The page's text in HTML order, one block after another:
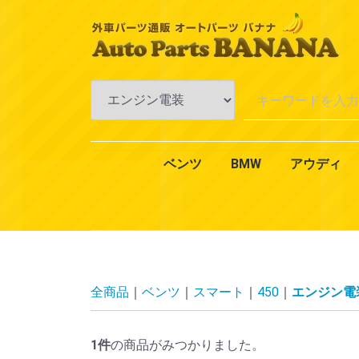
ベンツ
エン
エン
冷却
AC・
ミッ
アク
オイ
エク
イン
BMW アウディ
全商品 ベンツ スマート 450 エンジン電
1件の商品がみつかりました。